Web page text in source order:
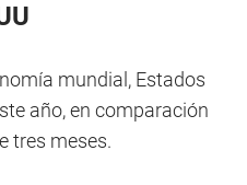
mundial, Estados
año, en comparación
tres meses.